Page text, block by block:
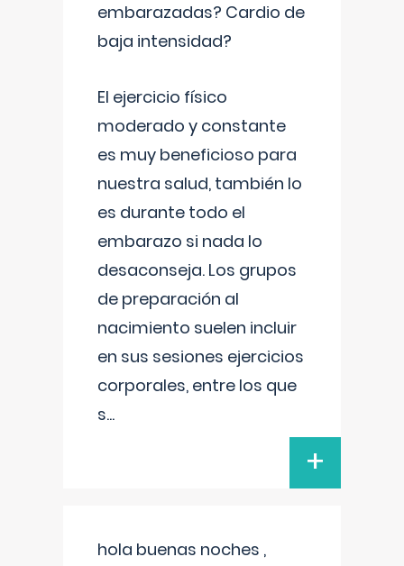
embarazadas? Cardio de
baja intensidad?
El ejercicio físico
moderado y constante
es muy beneficioso para
nuestra salud, también lo
es durante todo el
embarazo si nada lo
desaconseja. Los grupos
de preparación al
nacimiento suelen incluir
en sus sesiones ejercicios
corporales, entre los que
s...
+
hola buenas noches ,